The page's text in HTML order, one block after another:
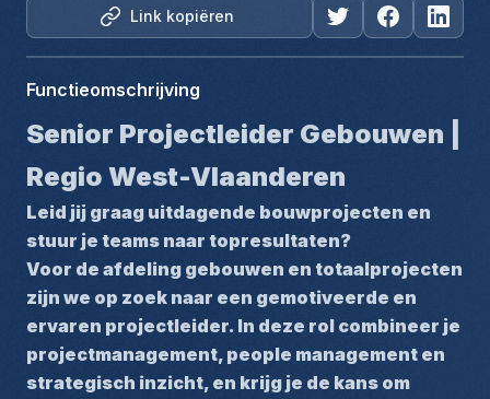
Link kopiëren
Functieomschrijving
Senior Projectleider Gebouwen |
Regio West-Vlaanderen
Leid jij graag uitdagende bouwprojecten en
stuur je teams naar topresultaten?
Voor de afdeling gebouwen en totaalprojecten
zijn we op zoek naar een gemotiveerde en
ervaren projectleider. In deze rol combineer je
projectmanagement, people management en
strategisch inzicht, en krijg je de kans om